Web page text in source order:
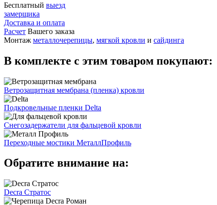
Бесплатный выезд
замерщика
Доставка и оплата
Расчет Вашего заказа
Монтаж металлочерепицы, мягкой кровли и сайдинга
В комплекте с этим товаром покупают:
Ветрозащитная мембрана (пленка) кровли
Подкровельные пленки Delta
Снегозадержатели для фальцевой кровли
Переходные мостики МеталлПрофиль
Обратите внимание на:
Decra Стратос